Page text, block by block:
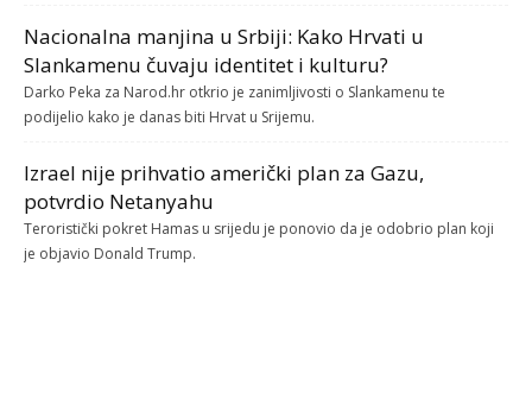
Nacionalna manjina u Srbiji: Kako Hrvati u
Slankamenu čuvaju identitet i kulturu?
Darko Peka za Narod.hr otkrio je zanimljivosti o Slankamenu te
podijelio kako je danas biti Hrvat u Srijemu.
Izrael nije prihvatio američki plan za Gazu,
potvrdio Netanyahu
Teroristički pokret Hamas u srijedu je ponovio da je odobrio plan koji
je objavio Donald Trump.